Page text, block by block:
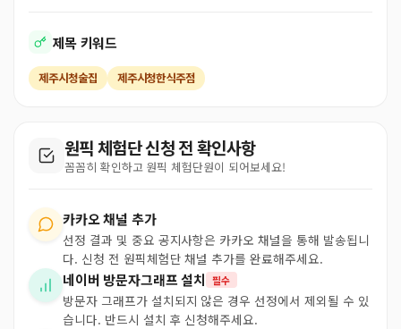
제목 키워드
제주시청술집 제주시청한식주점
원픽 체험단 신청 전 확인사항
꼼꼼히 확인하고 원픽 체험단원이 되어보세요!
카카오 채널 추가
선정 결과 및 중요 공지사항은 카카오 채널을 통해 발송됩니
다. 신청 전 원픽체험단 채널 추가를 완료해주세요.
네이버 방문자그래프 설치 필수
방문자 그래프가 설치되지 않은 경우 선정에서 제외될 수 있
습니다. 반드시 설치 후 신청해주세요.